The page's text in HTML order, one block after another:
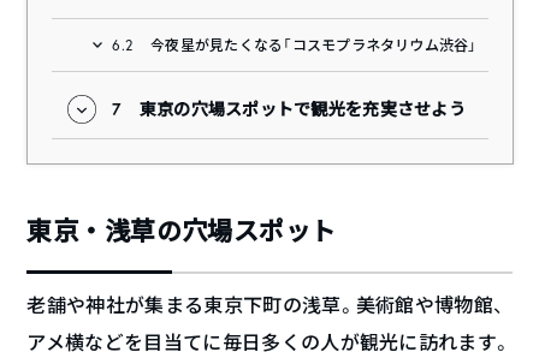
6.2 今夜星が見たくなる「コスモプラネタリウム渋谷」
7 東京の穴場スポットで観光を充実させよう
東京・浅草の穴場スポット
老舗や神社が集まる東京下町の浅草。美術館や博物館、
アメ横などを目当てに毎日多くの人が観光に訪れます。